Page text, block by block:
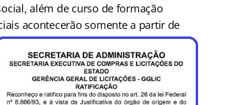
além de curso de formação
acontecerão somente a partir de